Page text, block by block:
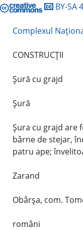
BY-SA
Complexul
CONSTRUCŢII
Şură cu grajd
Şură
Şura cu grajd are
bârne de stejar,
patru ape;
Zarand
Obârşa, com.
români